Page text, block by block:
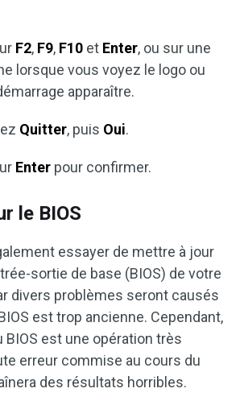
F2, F9, F10 et Enter, ou sur une
lorsque vous voyez le logo ou
apparaître.
Quitter, puis Oui.
Enter pour confirmer.
le BIOS
essayer de mettre à jour
sortie de base (BIOS) de votre
divers problèmes seront causés
est trop ancienne. Cependant,
BIOS est une opération très
erreur commise au cours du
des résultats horribles.